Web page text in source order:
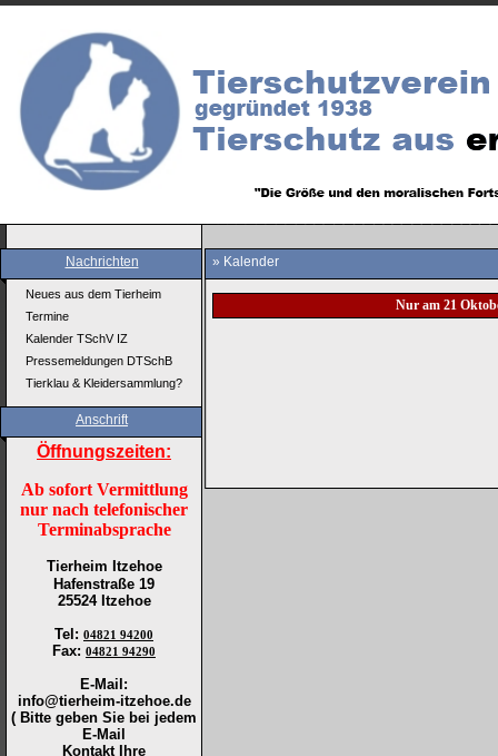
Nachrichten
Neues aus dem Tierheim
Termine
Kalender TSchV IZ
Pressemeldungen DTSchB
Tierklau & Kleidersammlung?
Anschrift
Öffnungszeiten:
Ab sofort Vermittlung
nur nach telefonischer
Terminabsprache
Tierheim Itzehoe
Hafenstraße 19
25524 Itzehoe
Tel : 04821 94200
Fax: 04821 94290
E-Mail:
info@tierheim-itzehoe.de
( Bitte geben Sie bei jedem
E-Mail
Kontakt Ihre
» Kalender
Nur am 21